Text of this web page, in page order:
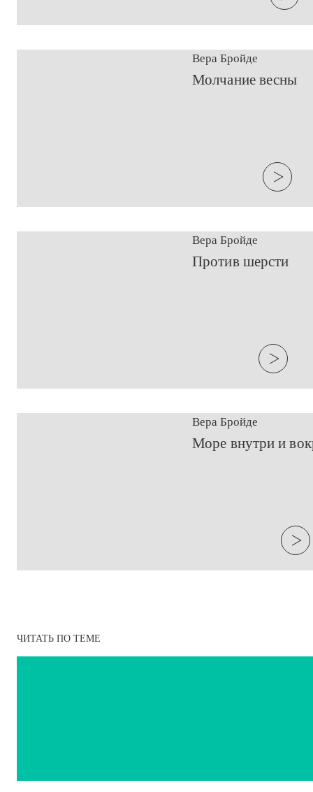
Вера Бройде
​Молчание весны
Вера Бройде
​Против шерсти
Вера Бройде
​Море внутри и
ЧИТАТЬ ПО ТЕМЕ